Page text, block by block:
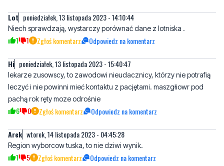
Lot poniedziałek, 13 listopada 2023 - 14:10:44
Niech sprawdzają, wystarczy porównać dane z lotniska .
1 1 Zgłoś komentarz Odpowiedz na komentarz
Hi poniedziałek, 13 listopada 2023 - 15:40:47
lekarze zusowscy, to zawodowi nieudacznicy, którzy nie potrafią
leczyć i nie powinni mieć kontaktu z pacjętami. maszgłiowr pod
pachą rok ręty moze odrośnie
6 0 Zgłoś komentarz Odpowiedz na komentarz
Arek wtorek, 14 listopada 2023 - 04:45:28
Region wyborcow tuska, to nie dziwi wynik.
1 5 Zgłoś komentarz Odpowiedz na komentarz